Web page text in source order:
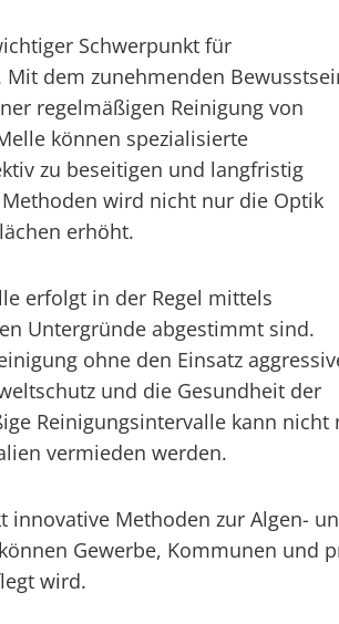
Schwerpunkt für
dem zunehmenden
regelmäßigen Reinigung von
können spezialisierte
zu beseitigen und langfristig
wird nicht nur die Optik
erhöht.
erfolgt in der Regel mittels
Untergründe abgestimmt sind.
ohne den Einsatz
und die Gesundheit der
Reinigungsintervalle kann
vermieden werden.
innovative Methoden zur Algen-
Gewerbe, Kommunen und
wird.